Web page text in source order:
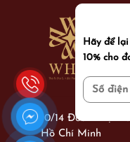
10/14 Đoàn Thị
Hồ Chí Minh
Hãy để
10% cho